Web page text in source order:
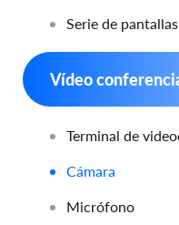
Serie de
Vídeo
Terminal de
Cámara
Micrófono